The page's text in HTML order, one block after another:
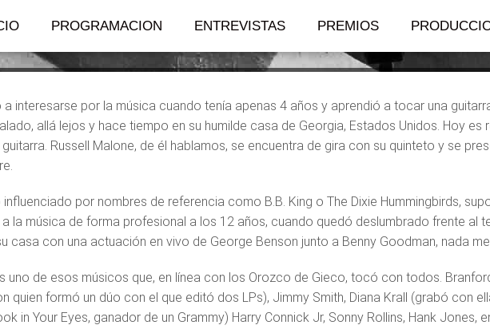
PROGRAMACION ENTREVISTAS PREMIOS
a interesarse por la música cuando tenía apenas 4 años y aprendió a tocar una
allá lejos y hace tiempo en su humilde casa de Georgia, Estados Unidos. Hoy es
guitarra. Russell Malone, de él hablamos, se encuentra de gira con su quinteto y se
influenciado por nombres de referencia como B.B. King o The Dixie Hummingbirds,
la música de forma profesional a los 12 años, cuando quedó deslumbrado frente al
casa con una actuación en vivo de George Benson junto a Benny Goodman, nada
uno de esos músicos que, en línea con los Orozco de Gieco, tocó con todos.
quien formó un dúo con el que editó dos LPs), Jimmy Smith, Diana Krall (grabó con
in Your Eyes, ganador de un Grammy) Harry Connick Jr, Sonny Rollins, Hank Jones,